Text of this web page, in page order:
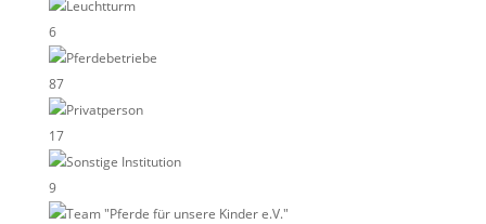
Leuchtturm
6
Pferdebetriebe
87
Privatperson
17
Sonstige Institution
9
Team "Pferde für unsere Kinder e.V."